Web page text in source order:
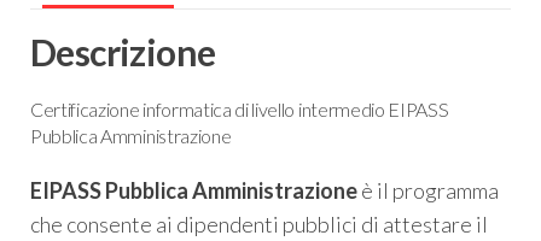
Descrizione
Certificazione informatica di livello intermedio EIPASS
Pubblica Amministrazione
EIPASS Pubblica Amministrazioneè il programma
che consente ai dipendenti pubblici di attestare il